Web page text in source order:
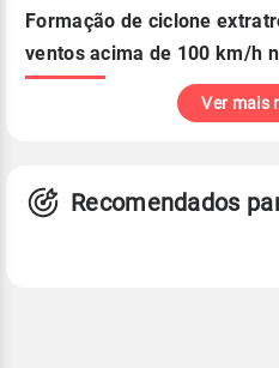
Formação de ciclone
ventos acima de 100 km/h
Ver mais
Recomendados